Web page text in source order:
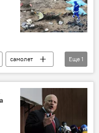
самолет
Еще 1